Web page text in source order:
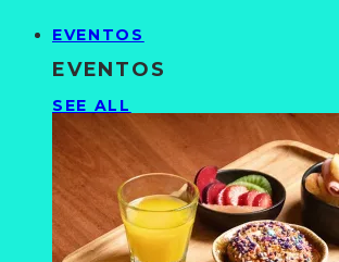
EVENTOS
EVENTOS
SEE ALL